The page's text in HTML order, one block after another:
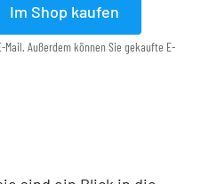
Im Shop kaufen
Außerdem können Sie gekaufte E-